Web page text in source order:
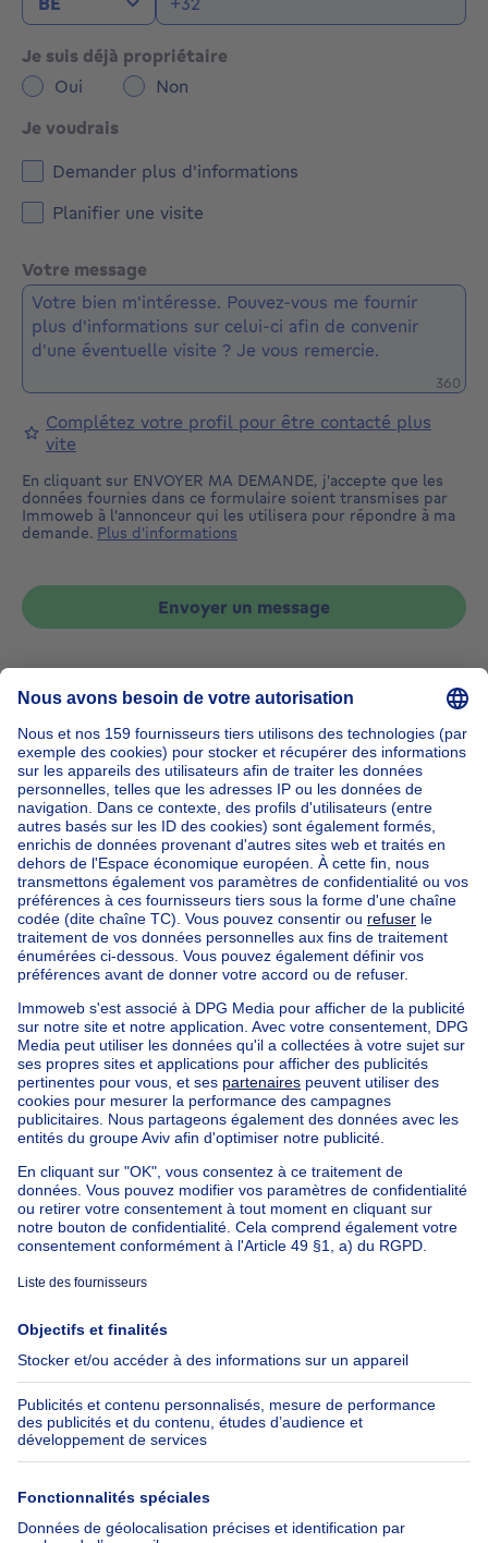
Je suis déjà propriétaire
Oui
Non
Je voudrais
Demander plus d'informations
Planifier une visite
Votre message
360
Complétez votre profil pour être contacté plus
vite
En cliquant sur ENVOYER MA DEMANDE, j'accepte que les
données fournies dans ce formulaire soient transmises par
Immoweb à l'annonceur qui les utilisera pour répondre à ma
demande. Plus d'informations
Envoyer un message
Accueil Belgique
Brabant Flamand (province)
Hal-Vilvorde (arrondissement)
Acheter votre appartement à Drogenbos
Nos maisons hors de la Belgique
Maison à vendre France
Maison à vendre Espagne
Maison à vendre Italie
Maison à vendre Luxembourg
Maison à vendre Pays-bas
Nos biens pas chèrsMaison à vendre pas cher
Appartements à louer pas cher
Nos biens à louer avec chambres
Appartement à vendre avec 3 chambres
Maison à vendre avec 3 chambres
Appartement à louer avec 3 chambres
Maison à louer avec 3 chambres
Appartement à louer avec 3 chambres Bruxelles-ville
À propos
Immoweb
Presse
Emplois
Groupe Axel Springer
SeLoger.com
Immowelt.de
Outils
Belfius
Assurances
Check-list déménagement
Aide Suivez-nous